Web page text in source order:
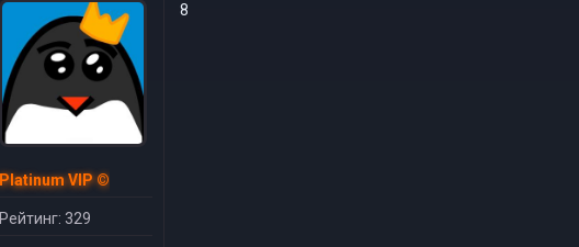
Platinum VIP ©
Рейтинг: 329
8